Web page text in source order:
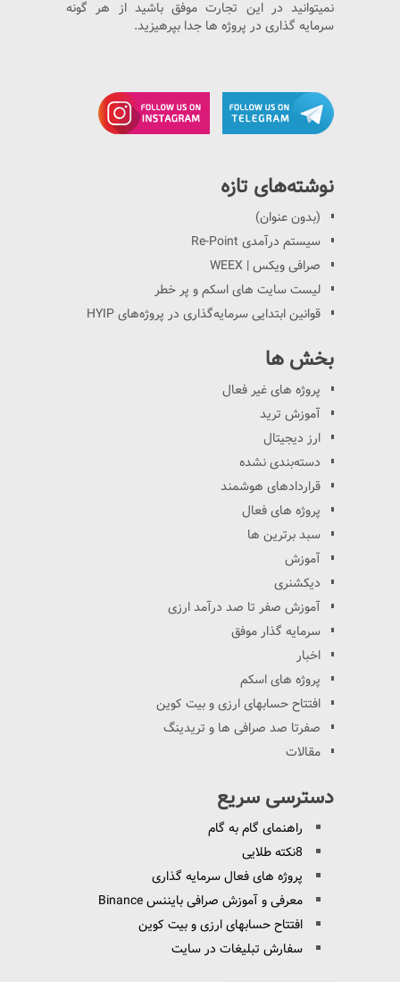
نمیتوانید در این تجارت موفق باشید از هر گونه
سرمایه گذاری در پروژه ها جدا بپرهیزید.
نوشته‌های تازه
(بدون عنوان)
سیستم درآمدی Re-Point
صرافی ویکس | WEEX
لیست سایت های اسکم و پر خطر
قوانین ابتدایی سرمایه‌گذاری در پروژه‌های HYIP
بخش ها
پروژه های غیر فعال
آموزش ترید
ارز دیجیتال
دسته‌بندی نشده
قراردادهای هوشمند
پروژه های فعال
سبد برترین ها
آموزش
دیکشنری
آموزش صفر تا صد درآمد ارزی
سرمایه گذار موفق
اخبار
پروژه های اسکم
افتتاح حسابهای ارزی و بیت کوین
صفرتا صد صرافی ها و تریدینگ
مقالات
دسترسی سریع
راهنمای گام به گام
8نکته طلایی
پروژه های فعال سرمایه گذاری
معرفی و آموزش صرافی بایننس Binance
افتتاح حسابهای ارزی و بیت کوین
سفارش تبلیغات در سایت